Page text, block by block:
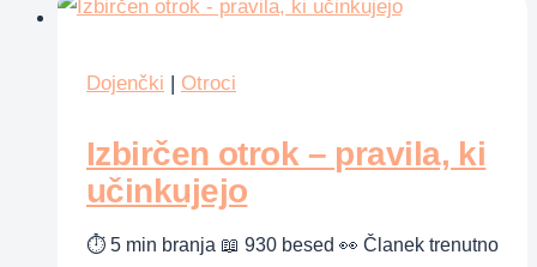
jih
sproži
Dojenčki Otroci
Izbirčen otrok – pravila, ki
učinkujejo
⏱ 5 min branja 📖 930 besed 👀 Članek trenutno